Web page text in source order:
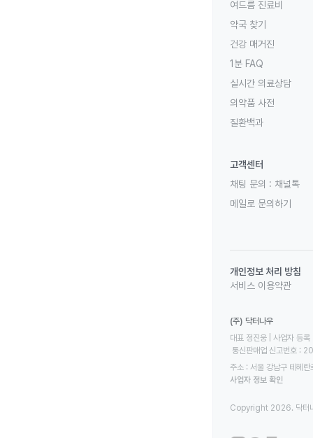
여드름 진료비
약국 찾기
건강 매거진
1분 FAQ
실시간 의료상담
의약품 사전
질환백과
고객센터
채팅 문의 : 채널톡
메일로 문의하기
개인정보 처리 방침
서비스 이용약관
(주) 닥터나우
대표 정진웅 | 사업자
통신판매업 신고번호
주소 : 서울 강남구 테헤
사업자 정보 확인
Copyright 2026. 닥터